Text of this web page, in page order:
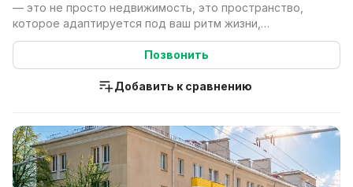
— это не просто недвижимость, это пространство,
которое адаптируется под ваш ритм жизни,
подчеркивая...
Позвонить
Добавить к сравнению